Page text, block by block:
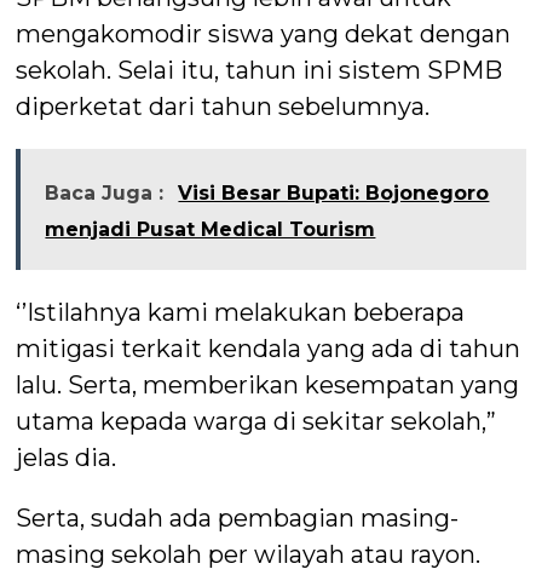
mengakomodir siswa yang dekat dengan
sekolah. Selai itu, tahun ini sistem SPMB
diperketat dari tahun sebelumnya.
Baca Juga :
Visi Besar Bupati: Bojonegoro
menjadi Pusat Medical Tourism
‘’Istilahnya kami melakukan beberapa
mitigasi terkait kendala yang ada di tahun
lalu. Serta, memberikan kesempatan yang
utama kepada warga di sekitar sekolah,”
jelas dia.
Serta, sudah ada pembagian masing-
masing sekolah per wilayah atau rayon.